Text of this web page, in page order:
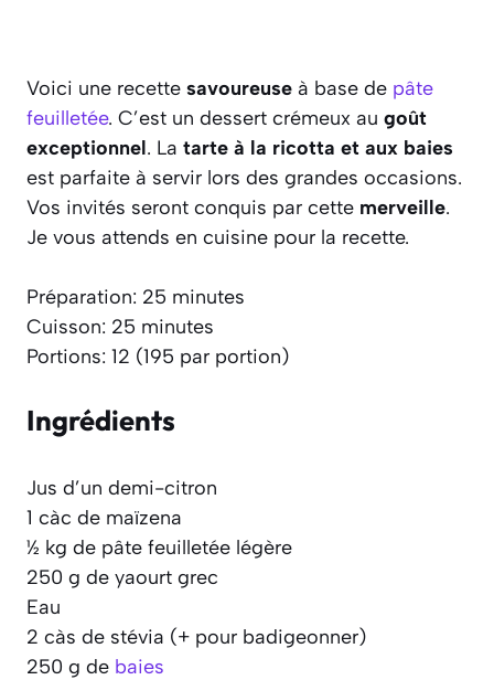
Voici une recette savoureuse à base de pâte
feuilletée. C’est un dessert crémeux au goût
exceptionnel. La tarte à la ricotta et aux baies
est parfaite à servir lors des grandes occasions.
Vos invités seront conquis par cette merveille.
Je vous attends en cuisine pour la recette.
Préparation: 25 minutes
Cuisson: 25 minutes
Portions: 12 (195 par portion)
Ingrédients
Jus d’un demi-citron
1 càc de maïzena
½ kg de pâte feuilletée légère
250 g de yaourt grec
Eau
2 càs de stévia (+ pour badigeonner)
250 g de baies